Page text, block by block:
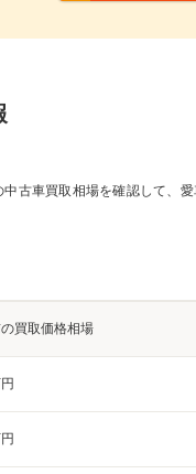
古車買取相場を確認して、
買取価格相場